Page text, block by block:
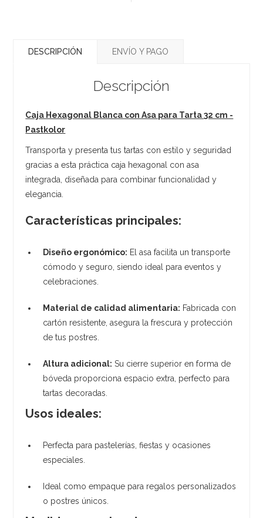
DESCRIPCIÓN ENVÍO Y PAGO
Descripción
Caja Hexagonal Blanca con Asa para Tarta 32 cm -
Pastkolor
Transporta y presenta tus tartas con estilo y seguridad
gracias a esta práctica caja hexagonal con asa
integrada, diseñada para combinar funcionalidad y
elegancia.
Características principales:
Diseño ergonómico: El asa facilita un transporte
cómodo y seguro, siendo ideal para eventos y
celebraciones.
Material de calidad alimentaria: Fabricada con
cartón resistente, asegura la frescura y protección
de tus postres.
Altura adicional: Su cierre superior en forma de
bóveda proporciona espacio extra, perfecto para
tartas decoradas.
Usos ideales:
Perfecta para pastelerías, fiestas y ocasiones
especiales.
Ideal como empaque para regalos personalizados
o postres únicos.